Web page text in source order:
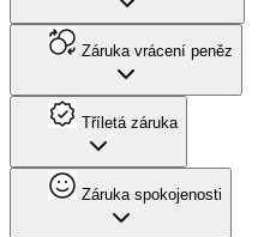
Záruka vrácení peněz
Tříletá záruka
Záruka spokojenosti